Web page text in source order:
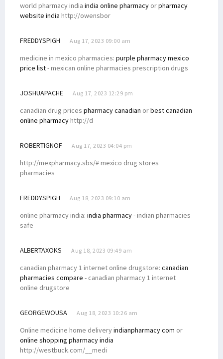
world pharmacy india india online pharmacy orpharmacy
website india http://owensbor
FREDDYSPIGH Aug 17, 2023 09:00 am
medicine in mexico pharmacies: purple pharmacy mexico
price list- mexican online pharmacies prescription drugs
JOSHUAPACHE Aug 17, 2023 12:29 pm
canadian drug prices pharmacy canadian orbest canadian
online pharmacyhttp://d
ROBERTIGNOF Aug 17, 2023 04:04 pm
http://mexpharmacy.sbs/# mexico drug stores
pharmacies
FREDDYSPIGH Aug 18, 2023 09:10 am
online pharmacy india: india pharmacy- indian pharmacies
safe
ALBERTAXOKS Aug 18, 2023 09:49 am
canadian pharmacy 1 internet online drugstore: canadian
pharmacies compare - canadian pharmacy 1 internet
online drugstore
GEORGEWOUSA Aug 18, 2023 10:26 am
Online medicine home deliveryindianpharmacy com or
online shopping pharmacy india
http://westbuck.com/__medi